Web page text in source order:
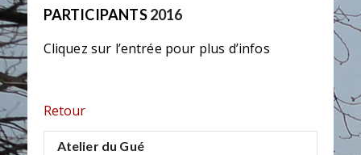
PARTICIPANTS2016
Cliquez sur l’entrée pour plus d’infos
Retour
Atelier du Gué